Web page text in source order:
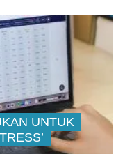
UNTUK